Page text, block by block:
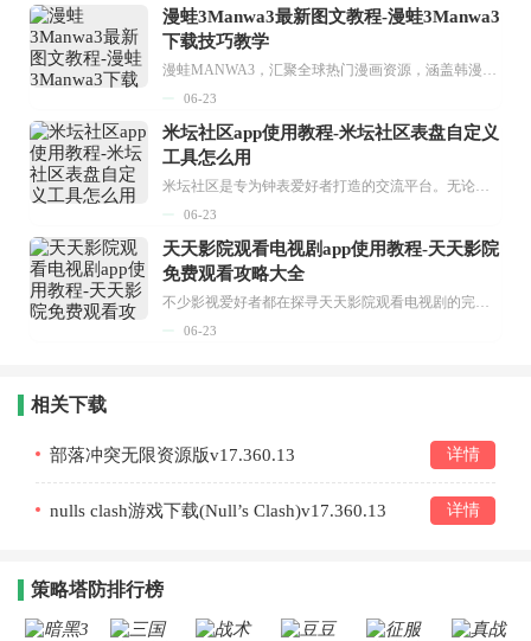
漫蛙3Manwa3最新图文教程-漫蛙3Manwa3
下载技巧教学
漫蛙MANWA3，汇聚全球热门漫画资源，涵盖韩漫、欧美漫画、国漫等多种类型，题材丰富多样，全方位满足用户阅读喜好。它不仅是阅读平台，更是创作平台，为广大用户打造零门槛创作环境。...
06-23
米坛社区app使用教程-米坛社区表盘自定义
工具怎么用
米坛社区是专为钟表爱好者打造的交流平台。无论你是初涉钟表领域的普通爱好者，还是拥有多年收藏经验的资深玩家，都能在此找到属于自己的天地。 无需注册，就能轻松参与其中。通过专业的讨论论坛与丰富的交互功能，你可与世界各地的钟表爱好者畅快交流。若你钟情于钟表，米坛社区无疑是值得一试的理想之选。在这里，你能获取最新的手表资讯，交流见解，提升鉴赏品味，让每一块手表都成为收藏故事中重要的一部分。感兴趣的朋友，不要错过下载机会。...
06-23
天天影院观看电视剧app使用教程-天天影院
免费观看攻略大全
不少影视爱好者都在探寻天天影院观看电视剧的完整方法，结合最新平台使用规则，本篇新手入门攻略全面讲解观看渠道、检索流程、播放设置以及画面模式调整等实用内容。全文适配手机、电脑等主流设备，步骤简洁易懂，无论是初次使用的新手，还是想要优化观影体验的用户，都能参照内容快速上手，熟练掌握平台各项操作技巧，轻松畅享影视内容。...
06-23
相关下载
部落冲突无限资源版v17.360.13 详情
nulls clash游戏下载(Null’s Clash)v17.360.13 详情
策略塔防排行榜